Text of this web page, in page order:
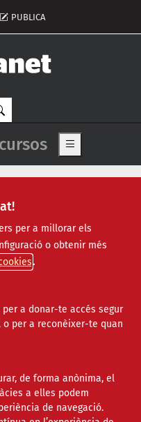
per a millorar els
o obtenir més
a donar-te accés segur
per a reconèixer-te quan
de forma anònima, el
a elles podem
de navegació.
compte d'usuari
PUBLICA
de
Show main
| Tecnològic |
|